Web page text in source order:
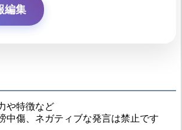
編集
や特徴など
中傷、ネガティブな発言は禁止です